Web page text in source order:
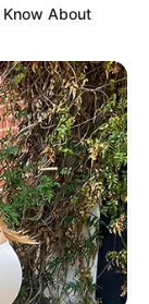
Know About